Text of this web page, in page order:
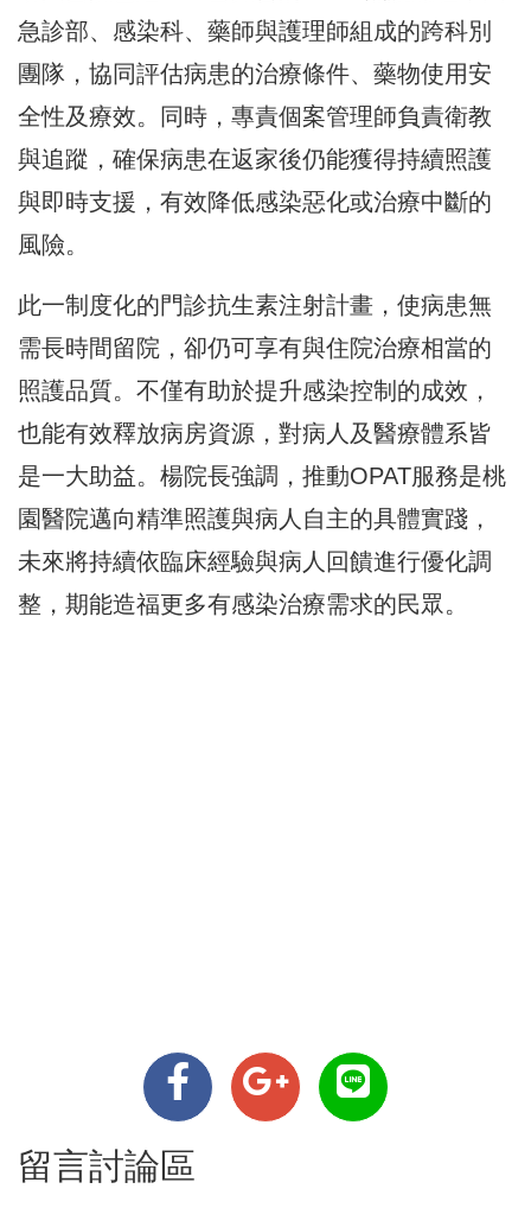
急診部、感染科、藥師與護理師組成的跨科別
團隊，協同評估病患的治療條件、藥物使用安
全性及療效。同時，專責個案管理師負責衛教
與追蹤，確保病患在返家後仍能獲得持續照護
與即時支援，有效降低感染惡化或治療中斷的
風險。
此一制度化的門診抗生素注射計畫，使病患無
需長時間留院，卻仍可享有與住院治療相當的
照護品質。不僅有助於提升感染控制的成效，
也能有效釋放病房資源，對病人及醫療體系皆
是一大助益。楊院長強調，推動OPAT服務是桃
園醫院邁向精準照護與病人自主的具體實踐，
未來將持續依臨床經驗與病人回饋進行優化調
整，期能造福更多有感染治療需求的民眾。
留言討論區